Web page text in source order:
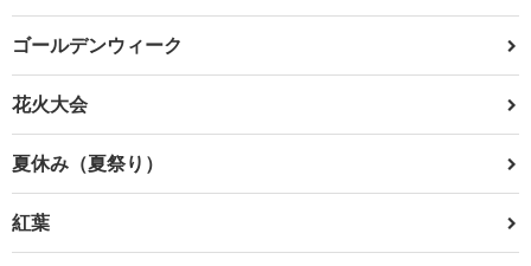
ゴールデンウィーク
花火大会
夏休み（夏祭り）
紅葉